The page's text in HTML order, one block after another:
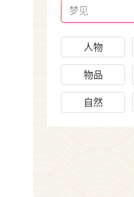
梦见
人物
物品
自然